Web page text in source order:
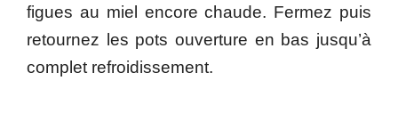
figues au miel encore chaude. Fermez puis
retournez les pots ouverture en bas jusqu’à
complet refroidissement.